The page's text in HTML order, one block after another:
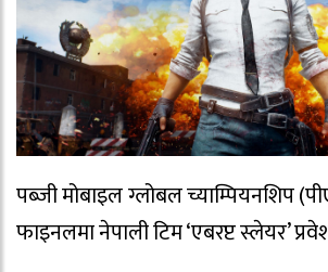
पब्जी मोबाइल ग्लोबल च्याम्पियनशिप
फाइनलमा नेपाली टिम ‘एबरप्ट स्लेयर’